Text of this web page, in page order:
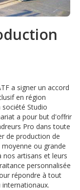
a signer un accord
en région
société Studio
a pour but d'offrir
Pro dans toute
de production de
ou grande
nos artisans et leurs
personnalisée
répondre à tout